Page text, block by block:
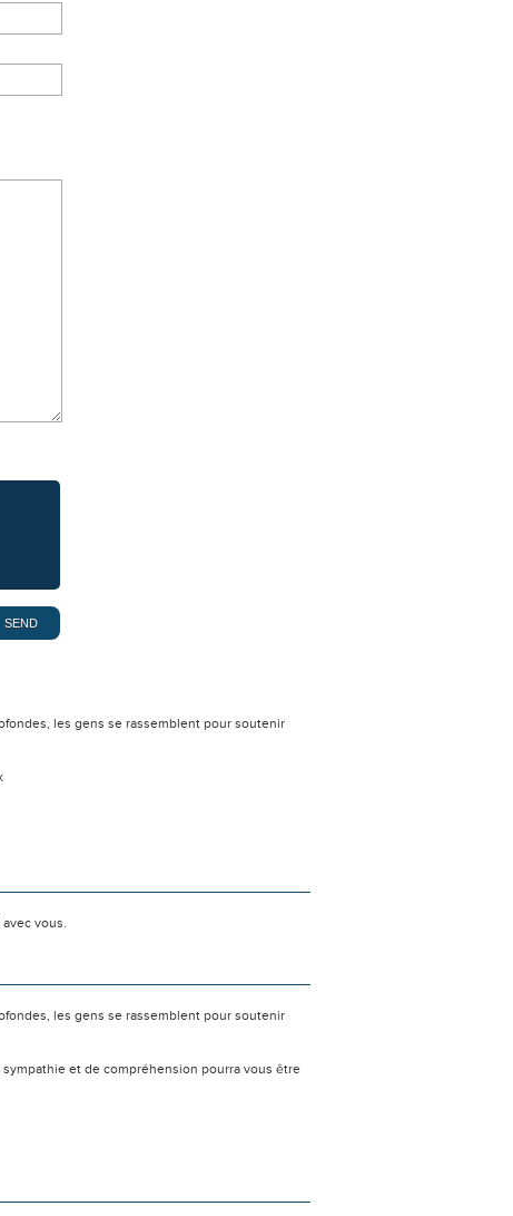
les gens se rassemblent pour soutenir
vous.
les gens se rassemblent pour soutenir
et de compréhension pourra vous être